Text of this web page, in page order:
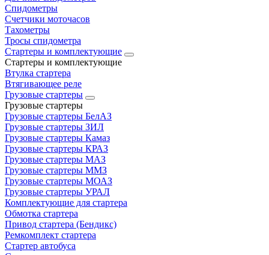
Спидометры
Счетчики моточасов
Тахометры
Тросы спидометра
Стартеры и комплектующие
Стартеры и комплектующие
Втулка стартера
Втягивающее реле
Грузовые стартеры
Грузовые стартеры
Грузовые стартеры БелАЗ
Грузовые стартеры ЗИЛ
Грузовые стартеры Камаз
Грузовые стартеры КРАЗ
Грузовые стартеры МАЗ
Грузовые стартеры ММЗ
Грузовые стартеры МОАЗ
Грузовые стартеры УРАЛ
Комплектующие для стартера
Обмотка стартера
Привод стартера (Бендикс)
Ремкомплект стартера
Стартер автобуса